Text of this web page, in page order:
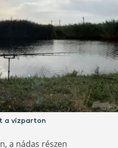
a vízparton
a nádas részen